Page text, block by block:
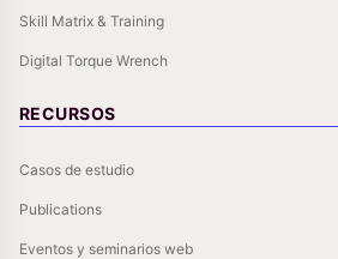
Skill Matrix & Training
Digital Torque Wrench
RECURSOS
Casos de estudio
Publications
Eventos y seminarios web